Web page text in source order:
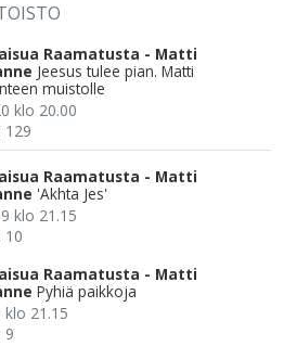
Raamatusta - Matti
Jeesus tulee pian. Matti
muistolle
klo 20.00
129
Raamatusta - Matti
'Akhta Jes'
klo 21.15
10
Raamatusta - Matti
Pyhiä paikkoja
klo 21.15
9